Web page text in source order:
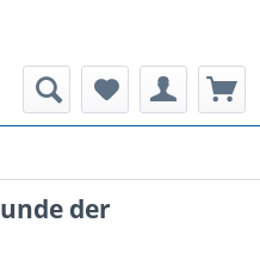
der